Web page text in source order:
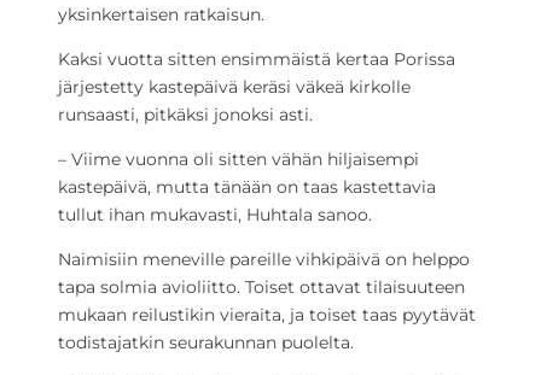
yksinkertaisen ratkaisun.
Kaksi vuotta sitten ensimmäistä kertaa Porissa
järjestetty kastepäivä keräsi väkeä kirkolle
runsaasti, pitkäksi jonoksi asti.
– Viime vuonna oli sitten vähän hiljaisempi
kastepäivä, mutta tänään on taas kastettavia
tullut ihan mukavasti, Huhtala sanoo.
Naimisiin meneville pareille vihkipäivä on helppo
tapa solmia avioliitto. Toiset ottavat tilaisuuteen
mukaan reilustikin vieraita, ja toiset taas pyytävät
todistajatkin seurakunnan puolelta.